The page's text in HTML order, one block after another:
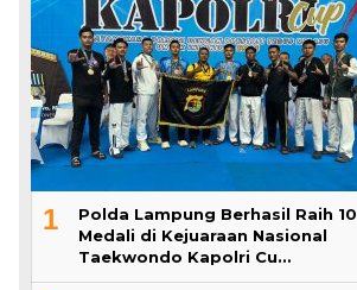
1
Polda Lampung Berhasil Raih 10
Medali di Kejuaraan Nasional
Taekwondo Kapolri Cu…